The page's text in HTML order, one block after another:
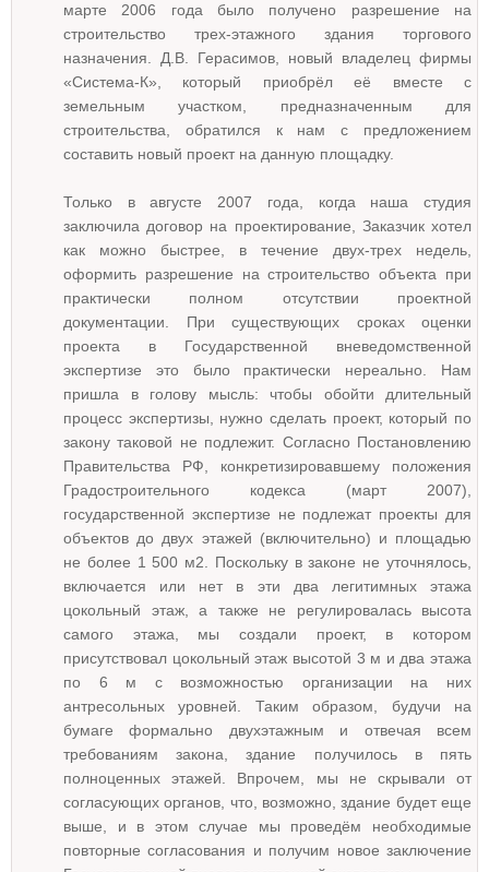
марте 2006 года было получено разрешение на
строительство трех-этажного здания торгового
назначения. Д.В. Герасимов, новый владелец фирмы
«Система-К», который приобрёл её вместе с
земельным участком, предназначенным для
строительства, обратился к нам с предложением
составить новый проект на данную площадку.
Только в августе 2007 года, когда наша студия
заключила договор на проектирование, Заказчик хотел
как можно быстрее, в течение двух-трех недель,
оформить разрешение на строительство объекта при
практически полном отсутствии проектной
документации. При существующих сроках оценки
проекта в Государственной вневедомственной
экспертизе это было практически нереально. Нам
пришла в голову мысль: чтобы обойти длительный
процесс экспертизы, нужно сделать проект, который по
закону таковой не подлежит. Согласно Постановлению
Правительства РФ, конкретизировавшему положения
Градостроительного кодекса (март 2007),
государственной экспертизе не подлежат проекты для
объектов до двух этажей (включительно) и площадью
не более 1 500 м2. Поскольку в законе не уточнялось,
включается или нет в эти два легитимных этажа
цокольный этаж, а также не регулировалась высота
самого этажа, мы создали проект, в котором
присутствовал цокольный этаж высотой 3 м и два этажа
по 6 м с возможностью организации на них
антресольных уровней. Таким образом, будучи на
бумаге формально двухэтажным и отвечая всем
требованиям закона, здание получилось в пять
полноценных этажей. Впрочем, мы не скрывали от
согласующих органов, что, возможно, здание будет еще
выше, и в этом случае мы проведём необходимые
повторные согласования и получим новое заключение